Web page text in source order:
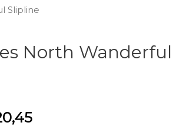
Slipline
North Wanderful